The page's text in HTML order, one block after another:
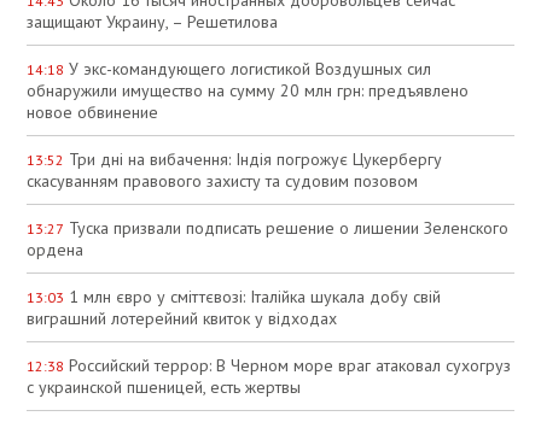
защищают Украину, – Решетилова
14:18 У экс-командующего логистикой Воздушных сил
обнаружили имущество на сумму 20 млн грн: предъявлено
новое обвинение
13:52 Три дні на вибачення: Індія погрожує Цукербергу
скасуванням правового захисту та судовим позовом
13:27 Туска призвали подписать решение о лишении Зеленского
ордена
13:03 1 млн євро у сміттєвозі: Італійка шукала добу свій
виграшний лотерейний квиток у відходах
12:38 Российский террор: В Черном море враг атаковал сухогруз
с украинской пшеницей, есть жертвы